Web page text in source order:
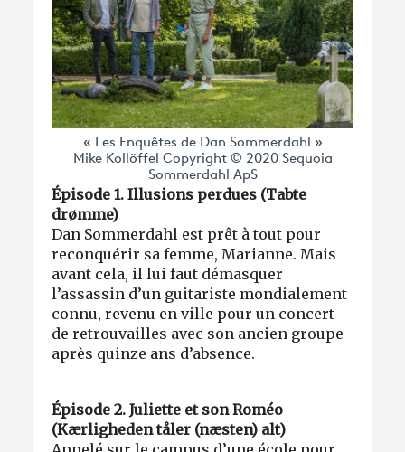
« Les Enquêtes de Dan Sommerdahl »
Mike Kollöffel Copyright © 2020 Sequoia
Sommerdahl ApS
Épisode 1. Illusions perdues (Tabte
drømme)
Dan Sommerdahl est prêt à tout pour
reconquérir sa femme, Marianne. Mais
avant cela, il lui faut démasquer
l’assassin d’un guitariste mondialement
connu, revenu en ville pour un concert
de retrouvailles avec son ancien groupe
après quinze ans d’absence.
Épisode 2. Juliette et son Roméo
(Kærligheden tåler (næsten) alt)